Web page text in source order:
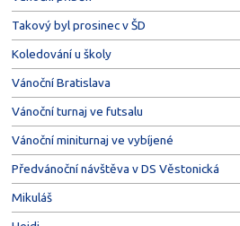
Takový byl prosinec v ŠD
Koledování u školy
Vánoční Bratislava
Vánoční turnaj ve futsalu
Vánoční miniturnaj ve vybíjené
Předvánoční návštěva v DS Věstonická
Mikuláš